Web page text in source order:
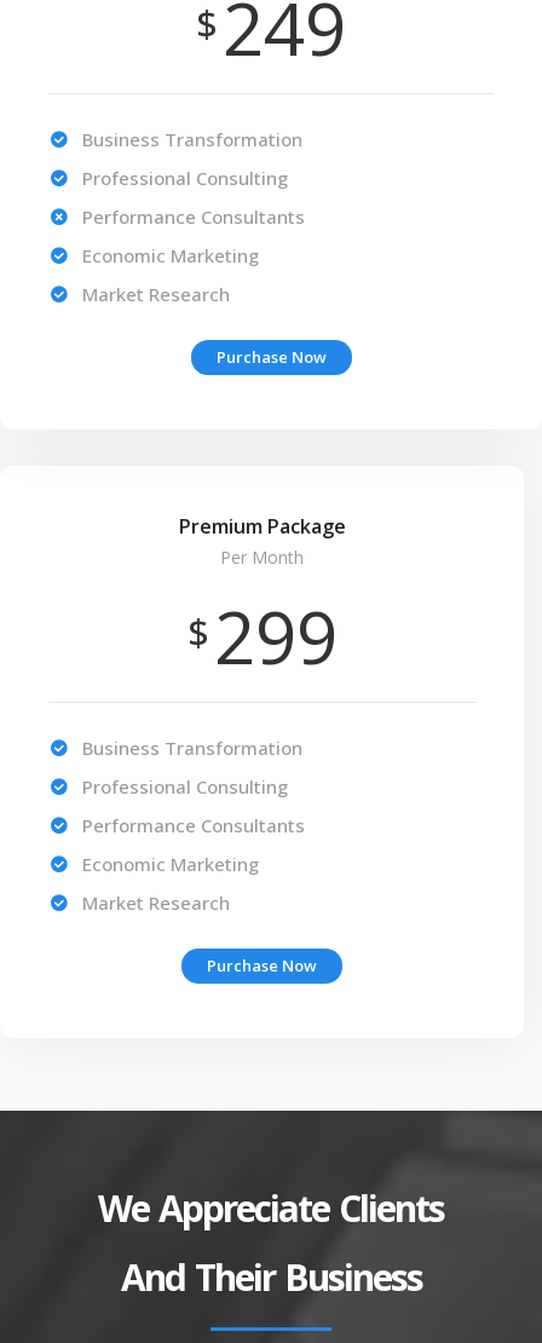
$ 249
Business Transformation
Professional Consulting
Performance Consultants
Economic Marketing
Market Research
Purchase Now
Premium Package
Per Month
$ 299
Business Transformation
Professional Consulting
Performance Consultants
Economic Marketing
Market Research
Purchase Now
We Appreciate Clients
And Their Business